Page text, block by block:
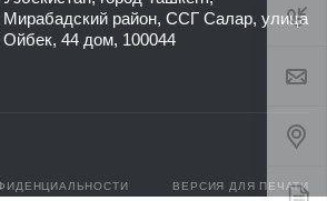
Мирабадский район, ССГ Салар, улица
Ойбек, 44 дом, 100044
ВЕРСИЯ ДЛЯ ПЕЧАТИ